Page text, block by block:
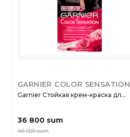
GARNIER COLOR SENSATION
Garnier Стойкая крем-краска дл...
36 800 sum
46 000 sum